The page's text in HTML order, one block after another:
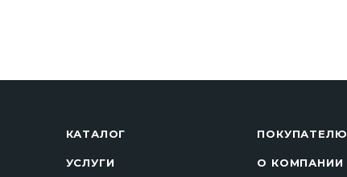
КАТАЛОГ
УСЛУГИ
ПОКУПАТЕЛЮ
О КОМПАНИИ